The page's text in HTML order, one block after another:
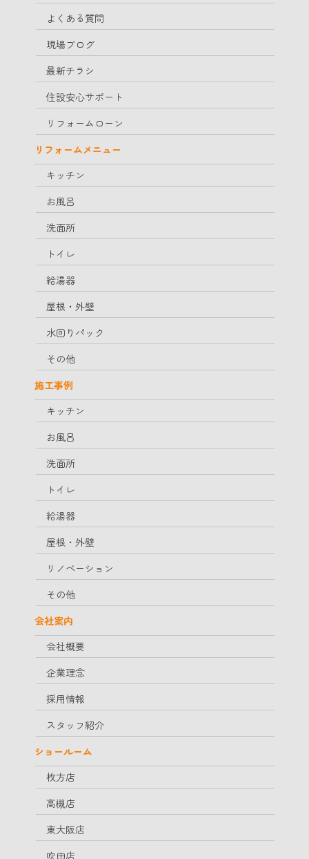
よくある質問
現場ブログ
最新チラシ
住設安心サポート
リフォームローン
リフォームメニュー
キッチン
お風呂
洗面所
トイレ
給湯器
屋根・外壁
水回りパック
その他
施工事例
キッチン
お風呂
洗面所
トイレ
給湯器
屋根・外壁
リノベーション
その他
会社案内
会社概要
企業理念
採用情報
スタッフ紹介
ショールーム
枚方店
高槻店
東大阪店
吹田店